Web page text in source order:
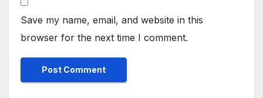
Save my name, email, and website in this
browser for the next time I comment.